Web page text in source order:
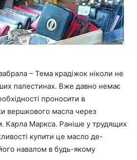
– Тема крадіжок ніколи не
палестинах. Вже давно немає
проносити в
вершкового масла через
Карла Маркса. Раніше у трудящих
купити це масло де-
навалом в будь-якому